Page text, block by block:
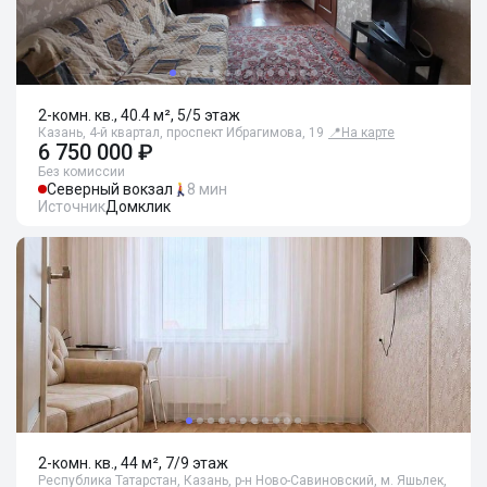
2-комн. кв., 40.4 м², 5/5 этаж
Казань, 4-й квартал, проспект Ибрагимова, 19 📍 На карте
6 750 000 ₽
Без комиссии
Северный вокзал
8 мин
ИсточникДомклик
2-комн. кв., 44 м², 7/9 этаж
Республика Татарстан, Казань, р-н Ново-Савиновский, м. Яшьлек,